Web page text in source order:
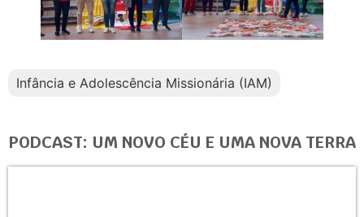
Infância e Adolescência Missionária (IAM)
PODCAST: UM NOVO CÉU E UMA NOVA TERRA